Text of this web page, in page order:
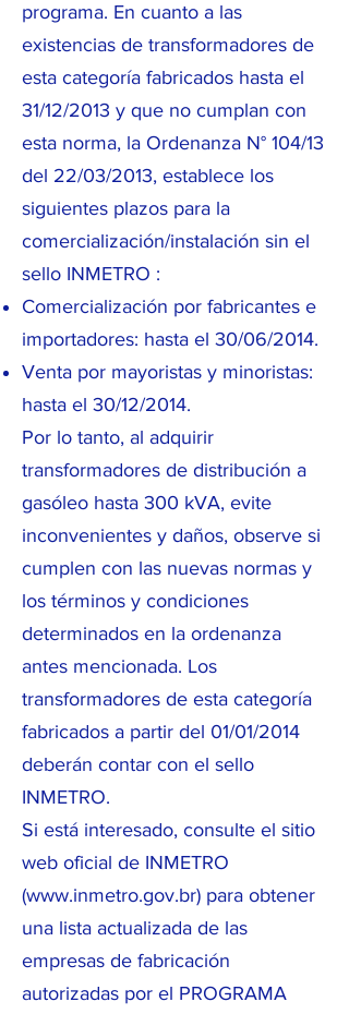
programa. En cuanto a las
existencias de transformadores de
esta categoría fabricados hasta el
31/12/2013 y que no cumplan con
esta norma, la Ordenanza N° 104/13
del 22/03/2013, establece los
siguientes plazos para la
comercialización/instalación sin el
sello INMETRO :
Comercialización por fabricantes e
importadores: hasta el 30/06/2014.
Venta por mayoristas y minoristas:
hasta el 30/12/2014.
Por lo tanto, al adquirir
transformadores de distribución a
gasóleo hasta 300 kVA, evite
inconvenientes y daños, observe si
cumplen con las nuevas normas y
los términos y condiciones
determinados en la ordenanza
antes mencionada. Los
transformadores de esta categoría
fabricados a partir del 01/01/2014
deberán contar con el sello
INMETRO.
Si está interesado, consulte el sitio
web oficial de INMETRO
(www.inmetro.gov.br) para obtener
una lista actualizada de las
empresas de fabricación
autorizadas por el PROGRAMA